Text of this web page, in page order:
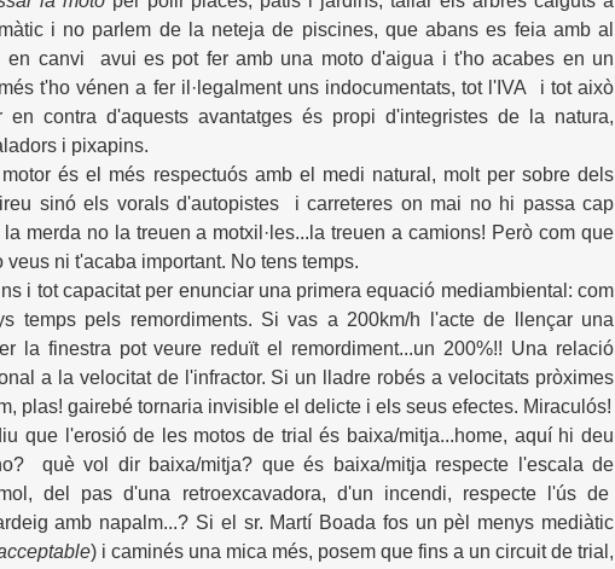
i no parlem de la neteja de piscines, que abans es feia amb al
en canvi avui es pot fer amb una moto d'aigua i t'ho acabes en un
t'ho vénen a fer il·legalment uns indocumentats, tot l'IVA i tot això
en contra d'aquests avantatges és propi d'integristes de la natura,
i pixapins.
és el més respectuós amb el medi natural, molt per sobre dels
sinó els vorals d'autopistes i carreteres on mai no hi passa cap
merda no la treuen a motxil·les...la treuen a camions! Però com que
ni t'acaba important. No tens temps.
i tot capacitat per enunciar una primera equació mediambiental: com
temps pels remordiments. Si vas a 200km/h l'acte de llençar una
la finestra pot veure reduït el remordiment...un 200%!! Una relació
a la velocitat de l'infractor. Si un lladre robés a velocitats pròximes
plas! gairebé tornaria invisible el delicte i els seus efectes. Miraculós!
que l'erosió de les motos de trial és baixa/mitja...home, aquí hi deu
què vol dir baixa/mitja? que és baixa/mitja respecte l'escala de
del pas d'una retroexcavadora, d'un incendi, respecte l'ús de
amb napalm...? Si el sr. Martí Boada fos un pèl menys mediàtic
) i caminés una mica més, posem que fins a un circuit de trial,